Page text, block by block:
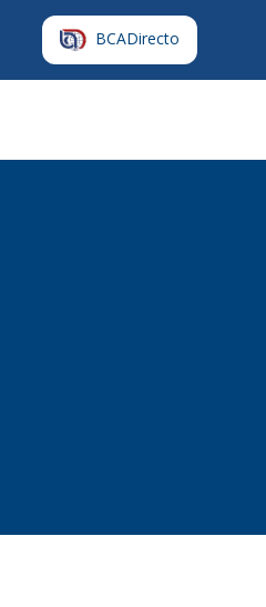
BCADirecto